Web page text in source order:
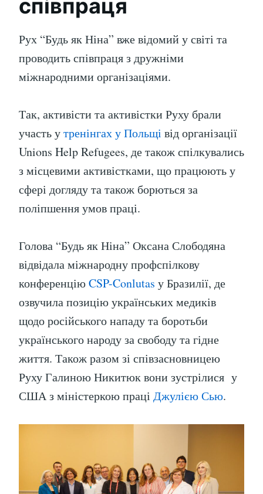
співпраця
Рух “Будь як Ніна” вже відомий у світі та
проводить співпраця з дружніми
міжнародними організаціями.
Так, активісти та активістки Руху брали
участь утренінгах у Польщі від організації
Unions Help Refugees, де також спілкувались
з місцевими активістками, що працюють у
сфері догляду та також борються за
поліпшення умов праці.
Голова “Будь як Ніна” Оксана Слободяна
відвідала міжнародну профспілкову
конференціюCSP-Conlutas у Бразилії, де
озвучила позицію українських медиків
щодо російського нападу та боротьби
українського народу за свободу та гідне
життя. Також разом зі співзасновницею
Руху Галиною Никитюк вони зустрілися у
США з міністеркою праці Джулією Сью.